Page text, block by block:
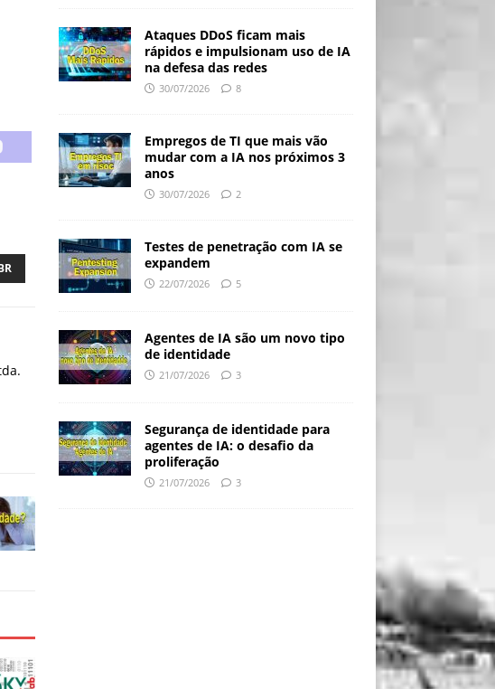
Ataques DDoS ficam mais
rápidos e impulsionam uso de IA
na defesa das redes
30/07/2026 8
Empregos de TI que mais vão
mudar com a IA nos próximos 3
anos
30/07/2026 2
Testes de penetração com IA se
expandem
22/07/2026 5
Agentes de IA são um novo tipo
de identidade
21/07/2026 3
Segurança de identidade para
agentes de IA: o desafio da
proliferação
21/07/2026 3